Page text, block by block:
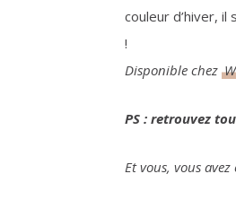
couleur d’hiver,
!
Disponible chez
PS : retrouvez
Et vous, vous